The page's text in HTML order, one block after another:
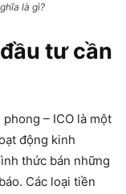
là gì?
tư cần
– ICO là một
động kinh
thức bán những
Các loại tiền